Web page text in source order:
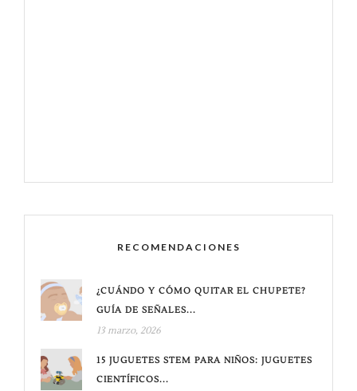
RECOMENDACIONES
¿CUÁNDO Y CÓMO QUITAR EL CHUPETE?
GUÍA DE SEÑALES...
13 marzo, 2026
15 JUGUETES STEM PARA NIÑOS: JUGUETES
CIENTÍFICOS...